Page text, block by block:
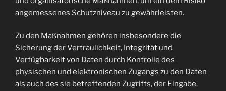
angemessenes Schutzniveau zu gewährleisten.
Zu den Maßnahmen gehören insbesondere die
Sicherung der Vertraulichkeit, Integrität und
Verfügbarkeit von Daten durch Kontrolle des
physischen und elektronischen Zugangs zu den Daten
als auch des sie betreffenden Zugriffs, der Eingabe,